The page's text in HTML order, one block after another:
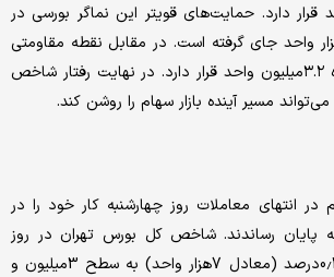
واحد قرار دارد. حمایت‌های قویتر این نماگر بورسی در
۲میلیون و ۹۵۰هزار واحد جای گرفته است. در مقابل نقطه مقاومتی
شاخص کل در محدوده ۳.۲میلیون واحد قرار دارد. در نهایت رفتار شاخص
مسیر آینده بازار سهام را روشن کند.
در انتهای معاملات روز چهارشنبه کار خود را در
پایان رساندند. شاخص کل بورس تهران در روز
جاری با تجربه رشد 0.24درصد (معادل 7هزار واحد) به سطح 3میلیون و